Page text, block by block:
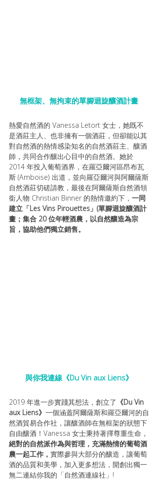
無框架、無拘束的單腳迴旋釀酒計畫
熱愛自然酒的 Vanessa Letort 女士，她既不
是酒莊主人、也非擁有一個酒莊，但卻能以其
對自然酒的熱情感染知名的自然酒莊主、釀酒
師，共同合作釀出心目中的自然酒。她於
2014 年投入葡萄酒界，在羅亞爾河區昂布瓦
斯 (Amboise) 出道，並向羅亞爾河與阿爾薩斯
自然酒莊切磋請教，最後在阿爾薩斯自然酒領
銜人物 Christian Binner 的熱情邀約下， 一同
建立「Les Vins Pirouettes」(單腳迴旋釀酒計
畫；集合 20 位年輕酒農，以自然釀造為宗
旨，協助他們獨立銷售。
與你我連線《Du Vin aux Liens》
2019 年進一步實踐其想法，創立了 《Du Vin
aux Liens》 一個涵蓋阿爾薩斯和羅亞爾河的自
然酒貿易合作社，讓釀酒師在無框架的狀態下
自由釀酒！Vanessa 女士秉持著擇尊重生命，
絕對的自然派作為與哲理，充滿熱情的葡萄酒
農一起工作， 實際參與大部分的釀造，讓葡萄
酒的品質和美學，加入更多想法，開創出獨一
無二連結你我的「自然酒連線社」!